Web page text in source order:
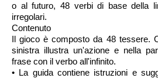
o al futuro, 48 verbi di base della
irregolari.
Contenuto
Il gioco è composto da 48 tessere.
sinistra illustra un'azione e nella
frase con il verbo all'infinito.
• La guida contiene istruzioni e